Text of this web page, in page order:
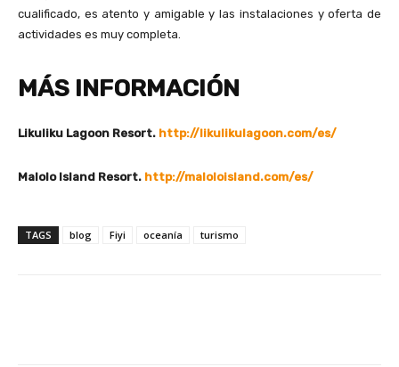
cualificado, es atento y amigable y las instalaciones y oferta de
actividades es muy completa.
MÁS INFORMACIÓN
Likuliku Lagoon Resort. http://likulikulagoon.com/es/
Malolo Island Resort. http://maloloisland.com/es/
TAGS blog Fiyi oceanía turismo